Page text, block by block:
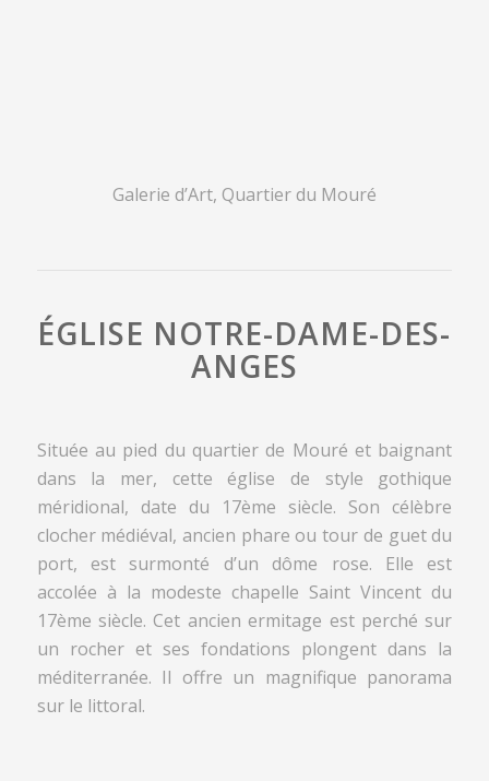
Galerie d’Art, Quartier du Mouré
ÉGLISE NOTRE-DAME-DES-
ANGES
Située au pied du quartier de Mouré et baignant
dans la mer, cette église de style gothique
méridional, date du 17ème siècle. Son célèbre
clocher médiéval, ancien phare ou tour de guet du
port, est surmonté d’un dôme rose. Elle est
accolée à la modeste chapelle Saint Vincent du
17ème siècle. Cet ancien ermitage est perché sur
un rocher et ses fondations plongent dans la
méditerranée. Il offre un magnifique panorama
sur le littoral.